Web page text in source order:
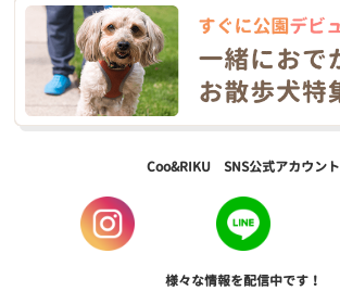
Coo&RIKU SNS公式アカウント
様々な情報を配信中です！